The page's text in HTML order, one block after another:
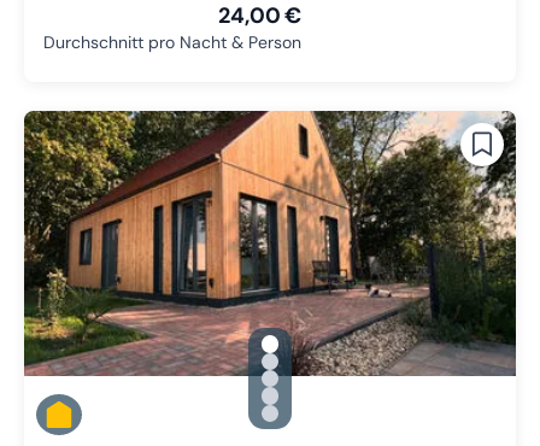
24,00 €
Durchschnitt pro Nacht & Person
gallery.slide_selector
Zu Slide 1 wechseln
Zu Slide 2 wechseln
Zu Slide 3 wechseln
Zu Slide 4 wechseln
Zu Slide 5 wechseln